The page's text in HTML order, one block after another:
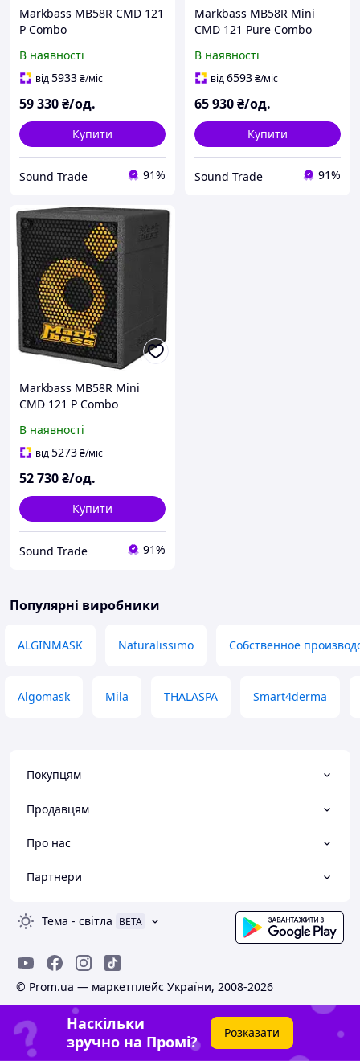
Markbass MB58R CMD 121
P Combo
В наявності
від5933₴/міс
59 330₴/од.
Купити
Sound Trade 91%
Markbass MB58R Mini
CMD 121 Pure Combo
В наявності
від6593₴/міс
65 930₴/од.
Купити
Sound Trade 91%
Markbass MB58R Mini
CMD 121 P Combo
В наявності
від5273₴/міс
52 730₴/од.
Купити
Sound Trade 91%
Популярні виробники
ALGINMASK Naturalissimo Собственное
Algomask Mila THALASPA Smart4derma
Покупцям
Продавцям
Про нас
Партнери
Тема - світла BETA
© Prom.ua — маркетплейс України, 2008-2026
Наскільки
зручно на Промі?
Розказати